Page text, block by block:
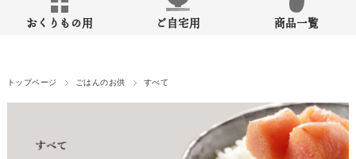
おくりもの用 ご自宅用 商品一覧
トップページ ごはんのお供 すべて